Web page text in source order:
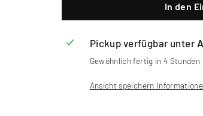
In den
Pickup verfügbar unter
Gewöhnlich fertig in 4 Stunden
Ansicht speichern